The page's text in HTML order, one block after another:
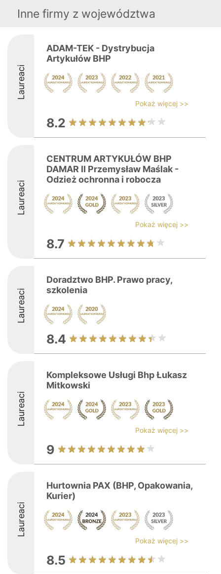
Inne firmy z województwa
Laureaci
ADAM-TEK - Dystrybucja
Artykułów BHP
Pokaż więcej >>
8.2
Laureaci
CENTRUM ARTYKUŁÓW BHP
DAMAR II Przemysław Maślak -
Odzież ochronna i robocza
Pokaż więcej >>
8.7
Laureaci
Doradztwo BHP. Prawo pracy,
szkolenia
8.4
Laureaci
Kompleksowe Usługi Bhp Łukasz
Mitkowski
Pokaż więcej >>
9
Laureaci
Hurtownia PAX (BHP, Opakowania,
Kurier)
Pokaż więcej >>
8.5